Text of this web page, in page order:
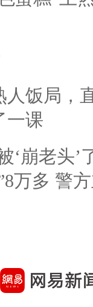
人饭局，
一课
‘崩老头’
万多 警